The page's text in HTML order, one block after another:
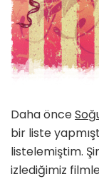
Daha önce
bir liste
listelemiştim.
izlediğimiz